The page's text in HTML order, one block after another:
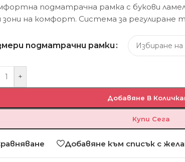
подматрачна рамка с букови
зони на комфорт. Система за регулиране
подматрачни рамки
+
Добавяне В
Купи Сега
Добавяне към списък с